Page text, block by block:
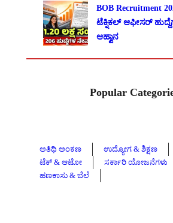
BOB Recruitment
ಟೆಕ್ನಿಕಲ್ ಆಫೀಸರ್
ಆಹ್ವಾನ
Popular
ಅತಿಥಿ ಅಂಕಣ ಉದ್ಯೋಗ & ಶಿಕ್ಷಣ
ಟೆಕ್ & ಆಟೋ
ಸರ್ಕಾರಿ ಯೋಜನೆಗಳು
ಹಣಕಾಸು & ಬೆಲೆ